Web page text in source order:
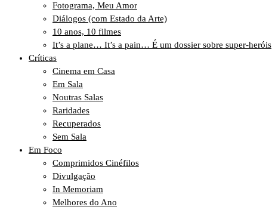
Fotograma, Meu Amor
Diálogos (com Estado da Arte)
10 anos, 10 filmes
It’s a plane… It’s a pain… É um dossier sobre super-heróis
Críticas
Cinema em Casa
Em Sala
Noutras Salas
Raridades
Recuperados
Sem Sala
Em Foco
Comprimidos Cinéfilos
Divulgação
In Memoriam
Melhores do Ano